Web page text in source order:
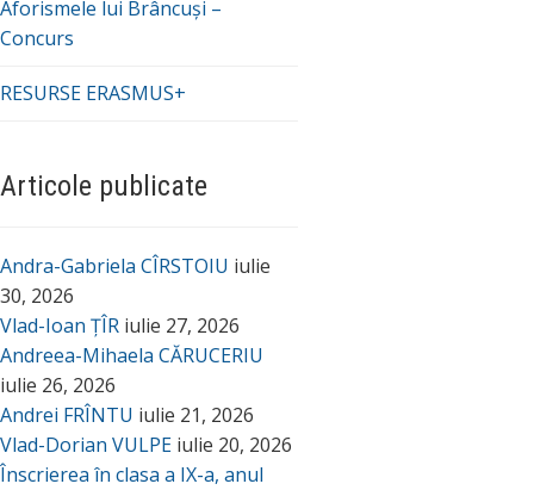
Aforismele lui Brâncuși –
Concurs
RESURSE ERASMUS+
Articole publicate
Andra-Gabriela CÎRSTOIU iulie
30, 2026
Vlad-Ioan ȚÎR iulie 27, 2026
Andreea-Mihaela CĂRUCERIU
iulie 26, 2026
Andrei FRÎNTU iulie 21, 2026
Vlad-Dorian VULPE iulie 20, 2026
Înscrierea în clasa a IX-a, anul